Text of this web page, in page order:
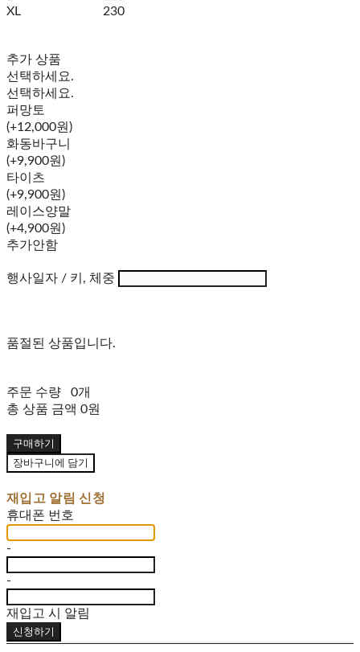
XL
230
추가 상품
선택하세요.
선택하세요.
퍼망토
(+12,000원)
화동바구니
(+9,900원)
타이츠
(+9,900원)
레이스양말
(+4,900원)
추가안함
행사일자 / 키, 체중
품절된 상품입니다.
주문 수량
0개
총 상품 금액 0원
구매하기
장바구니에 담기
재입고 알림 신청
휴대폰 번호
-
-
재입고 시 알림
신청하기